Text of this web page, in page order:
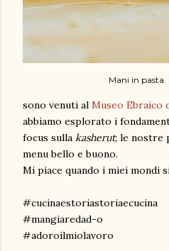
Mani in pasta
sono venuti al Museo Ebraico
abbiamo esplorato i
focus sulla kasherut; le nostre
menu bello e buono.
Mi piace quando i miei mondi
#cucinaestoriastoriaecucina
#mangiaredad-o
#adoroilmiolavoro